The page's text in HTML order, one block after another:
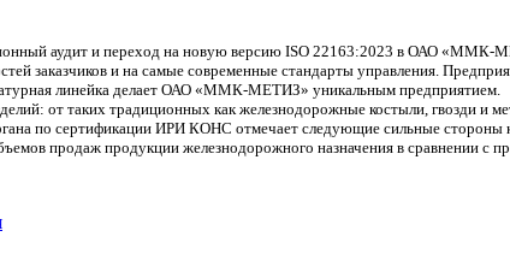
аудит и переход на новую версию ISO 22163:2023 в ОАО «ММК-
заказчиков и на самые современные стандарты управления.
линейка делает ОАО «ММК-МЕТИЗ» уникальным предприятием.
от таких традиционных как железнодорожные костыли, гвозди и
по сертификации ИРИ КОНС отмечает следующие сильные
продаж продукции железнодорожного назначения в